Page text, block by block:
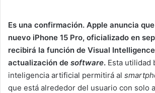
Es una confirmación. Apple anuncia
nuevo iPhone 15 Pro, oficializado en
recibirá la función de Visual
actualización de software. Esta utilidad
inteligencia artificial permitirá al
que está alrededor del usuario con solo